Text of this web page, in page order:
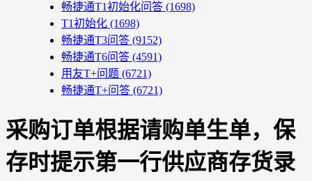
畅捷通T1初始化问答 (1698)
T1初始化 (1698)
畅捷通T3问答 (9152)
畅捷通T6问答 (4591)
用友T+问题 (6721)
畅捷通T+问答 (6721)
采购订单根据请购单生单，保
存时提示第一行供应商存货录